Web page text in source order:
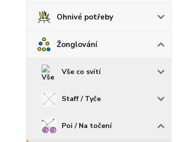
Ohnivé potřeby
Žonglování
Vše co svítí
Staff / Tyče
Poi / Na točení